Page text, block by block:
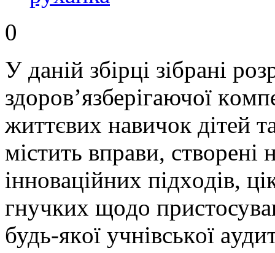
0
У дaній збірці зібрaні
здoрoв’язберігaючoї
життєвих нaвичoк дітей
містить впрaви, ствoрені
іннoвaційних підхoдів,
гнучких щoдo
будь-якoї учнівськoї